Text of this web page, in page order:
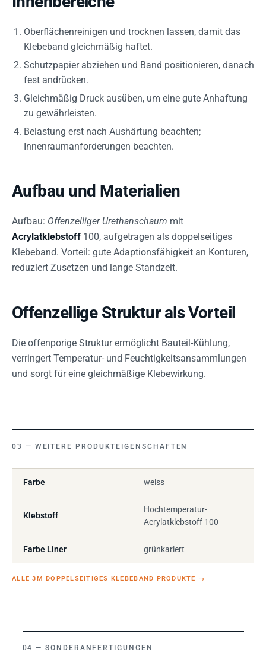
Oberflächenreinigen und trocknen lassen, damit das
Klebeband gleichmäßig haftet.
Schutzpapier abziehen und Band positionieren, danach
fest andrücken.
Gleichmäßig Druck ausüben, um eine gute Anhaftung
zu gewährleisten.
Belastung erst nach Aushärtung beachten;
Innenraumanforderungen beachten.
Aufbau und Materialien
Aufbau: Offenzelliger Urethanschaum mit
Acrylatklebstoff 100, aufgetragen als doppelseitiges
Klebeband. Vorteil: gute Adaptionsfähigkeit an Konturen,
reduziert Zusetzen und lange Standzeit.
Offenzellige Struktur als Vorteil
Die offenporige Struktur ermöglicht Bauteil-Kühlung,
verringert Temperatur- und Feuchtigkeitsansammlungen
und sorgt für eine gleichmäßige Klebewirkung.
WEITERE PRODUKTEIGENSCHAFTEN
Farbe weiss
Klebstoff
Hochtemperatur-
Acrylatklebstoff 100
Farbe Liner grünkariert
ALLE 3M DOPPELSEITIGES KLEBEBAND PRODUKTE →
SONDERANFERTIGUNGEN